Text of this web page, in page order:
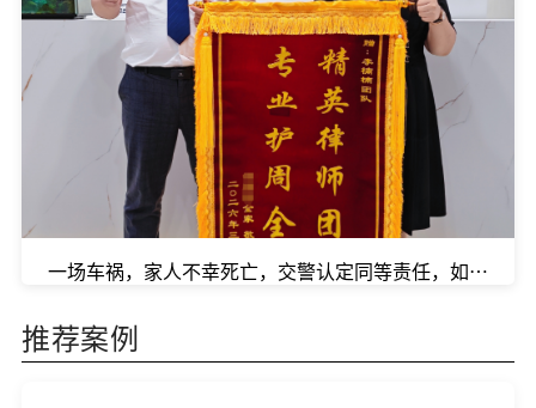
一场车祸，家人不幸死亡，交警认定同等责任，如何维权
推荐案例